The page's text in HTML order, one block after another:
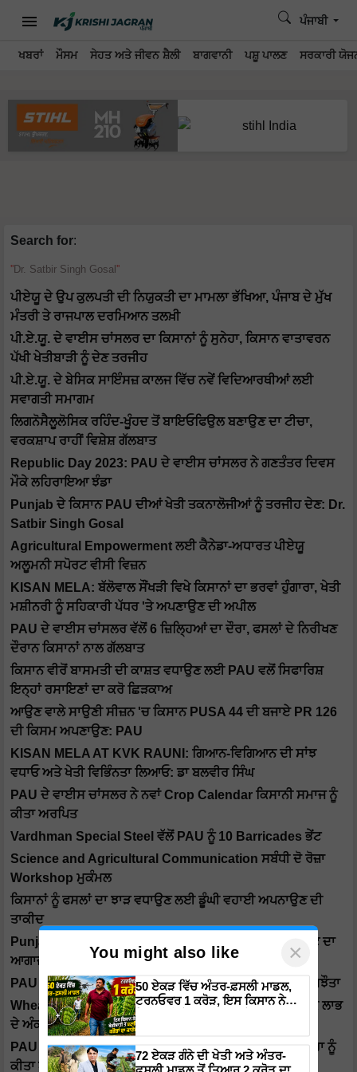
ਖਬਰਾਂ ਮੌਸਮ ਸੇਹਤ ਅਤੇ ਜੀਵਨ ਸ਼ੈਲੀ ਬਾਗਵਾਨੀ ਪਸ਼ੂ ਪਾਲਣ ਸਰਕਾਰੀ
ਪੰਜਾਬੀ
Search for:
Dr. Satbir Singh Gosal
ਪੀਏਯੂ ਦੇ ਉਪ ਕੁਲਪਤੀ ਦੀ ਨਿਯੁਕਤੀ ਦਾ ਮਾਮਲਾ ਭੱਖਿਆ, ਪੰਜਾਬ ਦੇ ਮੁੱਖ
ਮੰਤਰੀ ਤੇ ਰਾਜਪਾਲ ਦਰਮਿਆਨ ਤਲਖ਼ੀ
ਪੀ.ਏ.ਯੂ. ਦੇ ਵਾਈਸ ਚਾਂਸਲਰ ਦਾ ਕਿਸਾਨਾਂ ਨੂੰ ਸੁਨੇਹਾ, ਕਿਸਾਨ ਵਾਤਾਵਰਨ
ਪੱਖੀ ਖੇਤੀਬਾੜੀ ਨੂੰ ਦੇਣ ਤਰਜੀਹ
ਪੀ.ਏ.ਯੂ. ਦੇ ਬੇਸਿਕ ਸਾਇੰਸਜ਼ ਕਾਲਜ ਵਿੱਚ ਨਵੇਂ ਵਿਦਿਆਰਥੀਆਂ ਲਈ
ਸਵਾਗਤੀ ਸਮਾਗਮ
ਲਿਗਨੋਸੈਲੂਲੋਸਿਕ ਰਹਿੰਦ-ਖੂੰਹਦ ਤੋਂ ਬਾਇਓਫਿਉਲ ਬਣਾਉਣ ਦਾ ਟੀਚਾ,
ਵਰਕਸ਼ਾਪ ਰਾਹੀਂ ਵਿਸ਼ੇਸ਼ ਗੱਲਬਾਤ
Republic Day 2023: PAU ਦੇ ਵਾਈਸ ਚਾਂਸਲਰ ਨੇ ਗਣਤੰਤਰ ਦਿਵਸ
ਮੌਕੇ ਲਹਿਰਾਇਆ ਝੰਡਾ
Punjab ਦੇ ਕਿਸਾਨ PAU ਦੀਆਂ ਖੇਤੀ ਤਕਨਾਲੋਜੀਆਂ ਨੂੰ ਤਰਜੀਹ ਦੇਣ: Dr.
Satbir Singh Gosal
Agricultural Empowerment ਲਈ ਕੈਨੇਡਾ-ਅਧਾਰਤ ਪੀਏਯੂ
ਅਲੂਮਨੀ ਸਪੋਰਟ ਵੀਸੀ ਵਿਜ਼ਨ
KISAN MELA: ਬੱਲੋਵਾਲ ਸੌਂਖੜੀ ਵਿਖੇ ਕਿਸਾਨਾਂ ਦਾ ਭਰਵਾਂ ਹੁੰਗਾਰਾ, ਖੇਤੀ
ਮਸ਼ੀਨਰੀ ਨੂੰ ਸਹਿਕਾਰੀ ਪੱਧਰ 'ਤੇ ਅਪਣਾਉਣ ਦੀ ਅਪੀਲ
PAU ਦੇ ਵਾਈਸ ਚਾਂਸਲਰ ਵੱਲੋਂ 6 ਜ਼ਿਲ੍ਹਿਆਂ ਦਾ ਦੌਰਾ, ਫਸਲਾਂ ਦੇ ਨਿਰੀਖਣ
ਦੌਰਾਨ ਕਿਸਾਨਾਂ ਨਾਲ ਗੱਲਬਾਤ
ਕਿਸਾਨ ਵੀਰੋਂ ਬਾਸਮਤੀ ਦੀ ਕਾਸ਼ਤ ਵਧਾਉਣ ਲਈ PAU ਵਲੋਂ ਸਿਫਾਰਿਸ਼
ਇਨ੍ਹਾਂ ਰਸਾਇਣਾਂ ਦਾ ਕਰੋ ਛਿੜਕਾਅ
ਆਉਣ ਵਾਲੇ ਸਾਉਣੀ ਸੀਜ਼ਨ 'ਚ ਕਿਸਾਨ PUSA 44 ਦੀ ਬਜਾਏ PR 126
ਦੀ ਕਿਸਮ ਅਪਣਾਉਣ: PAU
KISAN MELA AT KVK RAUNI: ਗਿਆਨ-ਵਿਗਿਆਨ ਦੀ ਸਾਂਝ
ਵਧਾਓ ਅਤੇ ਖੇਤੀ ਵਿਭਿੰਨਤਾ ਲਿਆਓ: ਡਾ ਬਲਵੀਰ ਸਿੰਘ
PAU ਦੇ ਵਾਈਸ ਚਾਂਸਲਰ ਨੇ ਨਵਾਂ Crop Calendar ਕਿਸਾਨੀ ਸਮਾਜ ਨੂੰ
ਕੀਤਾ ਅਰਪਿਤ
Vardhman Special Steel ਵੱਲੋਂ PAU ਨੂੰ 10 Barricades ਭੇਂਟ
Science and Agricultural Communication ਸਬੰਧੀ ਦੋ ਰੋਜ਼ਾ
Workshop ਮੁਕੰਮਲ
ਕਿਸਾਨਾਂ ਨੂੰ ਫਸਲਾਂ ਦਾ ਝਾੜ ਵਧਾਉਣ ਲਈ ਡੂੰਘੀ ਵਹਾਈ ਅਪਨਾਉਣ ਦੀ
ਤਾਕੀਦ
Punjab Agricultural University ਵਿਖੇ 56ਵੀਂ ਐਥਲੈਟਿਕ ਮੀਟ ਦਾ
ਆਗਾਜ਼
PAU ਨੇ ਕੋਲਕਾਤਾ ਆਧਾਰਿਤ ICAR INSTITUTE ਨਾਲ ਕੀਤਾ ਸਮਝੌਤਾ
Wheat Variety "PBW 826" ਤੋਂ ਹੋਣ ਵਾਲੇ ਅਨੁਮਾਨਿਤ ਆਰਥਿਕ ਲਾਭ
ਦੇ ਅੰਕੜੇ ਪੇਸ਼
PAU ਵਿੱਚ ਬਰਤਾਨੀਆਂ ਦੇ ਬਾਦਸ਼ਾਹ ਚਾਰਲਸ ਦੀ ਇਤਿਹਾਸਕ ਯਾਤਰਾ ਨੂੰ
ਕੀਤਾ ਯਾਦ
You might also like ×
50 ਏਕੜ ਵਿੱਚ ਅੰਤਰ-ਫ਼ਸਲੀ ਮਾਡਲ,
ਟਰਨਓਵਰ 1 ਕਰੋੜ, ਇਸ ਕਿਸਾਨ ਨੇ
72 ਏਕੜ ਗੰਨੇ ਦੀ ਖੇਤੀ ਅਤੇ ਅੰਤਰ-
ਫਸਲੀ ਮਾਡਲ ਤੋਂ ਤਿਆਰ 2 ਕਰੋੜ ਦਾ